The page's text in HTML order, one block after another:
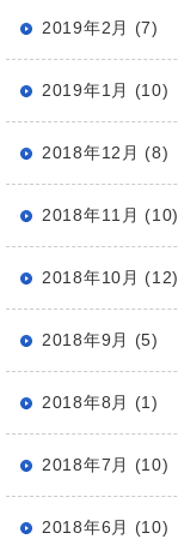
2019年2月 (7)
2019年1月 (10)
2018年12月 (8)
2018年11月 (10)
2018年10月 (12)
2018年9月 (5)
2018年8月 (1)
2018年7月 (10)
2018年6月 (10)